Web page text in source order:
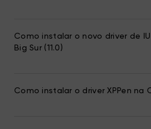
Como instalar o novo driver de IU
Big Sur (11.0)
Como instalar o driver XPPen na